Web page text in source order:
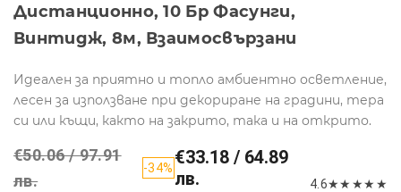
Дистанционно, 10 Бp Фасунги,
Винтидж, 8м, Взаимосвързани
Идеален за приятно и топло амбиентно осветление,
лесен за използване при декориране на градини, тера
си или къщи, както на закрито, така и на открито.
€50.06 / 97.91
лв.
-34%€33.18 / 64.89
лв.
4.6★★ ★★ ★